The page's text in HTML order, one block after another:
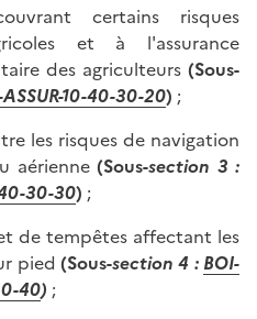
certains risques
et à l'assurance
des agriculteurs (Sous-
10-40-30-20) ;
les risques de navigation
aérienne(Sous-section 3 :
40-30-30) ;
de tempêtes affectant les
pied (Sous-section 4 : BOI-
40) ;